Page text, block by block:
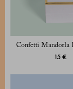
Confetti Mandorla
15 €